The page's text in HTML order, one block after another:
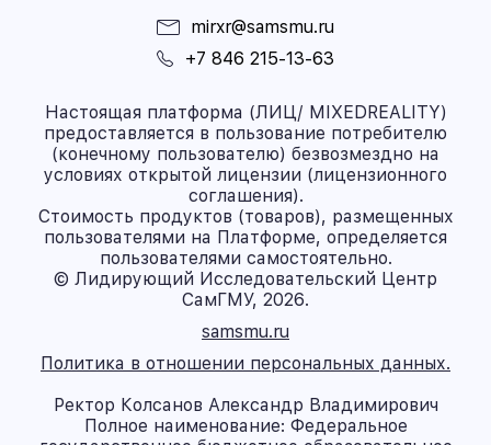
mirxr@samsmu.ru
+7 846 215-13-63
Настоящая платформа (ЛИЦ/ MIXEDREALITY)
предоставляется в пользование потребителю
(конечному пользователю) безвозмездно на
условиях открытой лицензии (лицензионного
соглашения).
Стоимость продуктов (товаров), размещенных
пользователями на Платформе, определяется
пользователями самостоятельно.
© Лидирующий Исследовательский Центр
СамГМУ, 2026.
samsmu.ru
Политика в отношении персональных данных.
Ректор Колсанов Александр Владимирович
Полное наименование: Федеральное